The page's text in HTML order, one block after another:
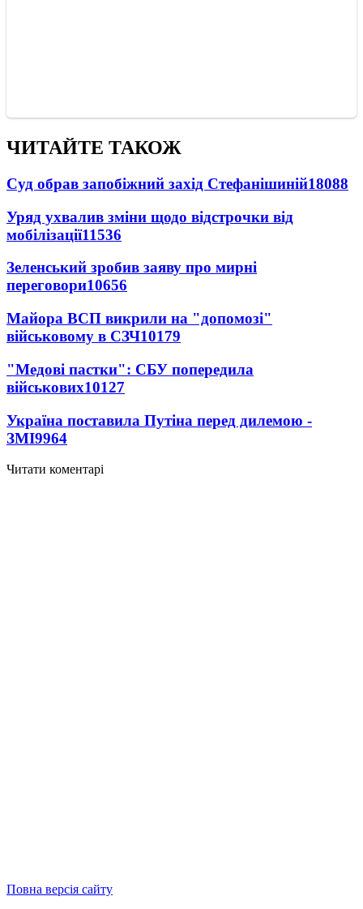
ЧИТАЙТЕ ТАКОЖ
Суд обрав запобіжний захід Стефанішиній18088
Уряд ухвалив зміни щодо відстрочки від
мобілізації11536
Зеленський зробив заяву про мирні
переговори10656
Майора ВСП викрили на "допомозі"
військовому в СЗЧ10179
"Медові пастки": СБУ попередила
військових10127
Україна поставила Путіна перед дилемою -
ЗМІ9964
Читати коментарі
Повна версія сайту